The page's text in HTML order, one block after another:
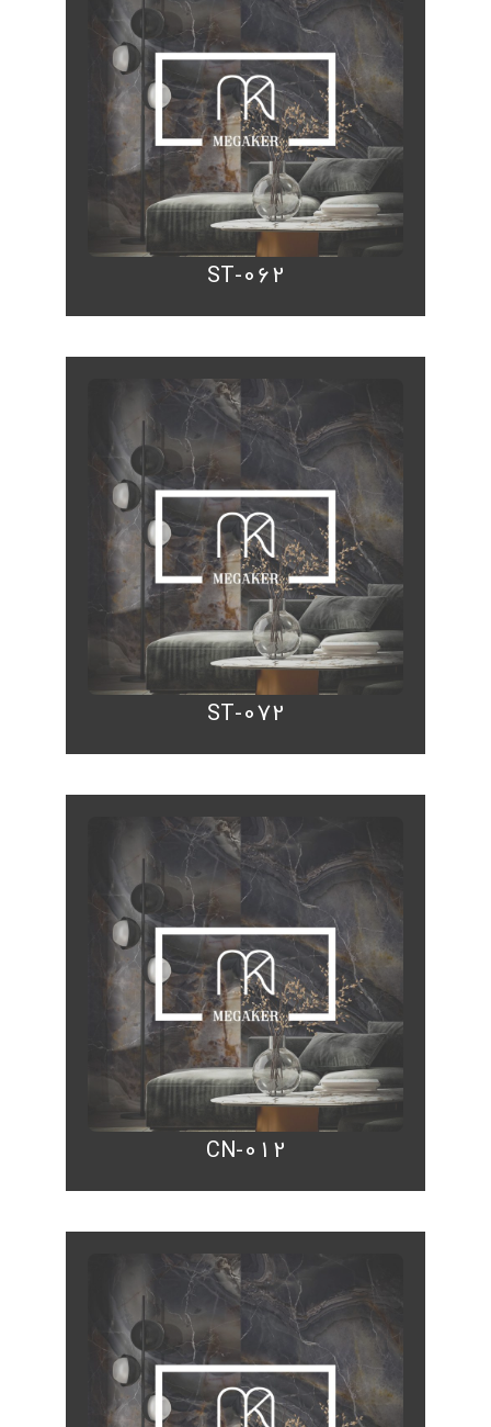
ST-062
ST-072
CN-012